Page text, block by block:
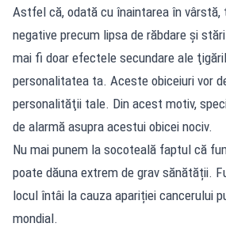
Astfel că, odată cu înaintarea în
negative precum lipsa de răbdare şi
mai fi doar efectele secundare ale
personalitatea ta. Aceste obiceiuri vor
personalităţii tale. Din acest motiv,
de alarmă asupra acestui obicei nociv.
Nu mai punem la socoteală faptul că
poate dăuna extrem de grav sănătății.
locul întâi la cauza apariției cancerului
mondial.